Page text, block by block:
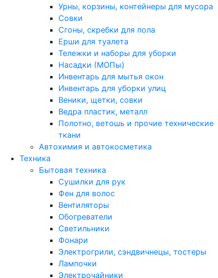
Урны, корзины, контейнеры для мусора
Совки
Сгоны, скребки для пола
Ерши для туалета
Тележки и наборы для уборки
Насадки (МОПы)
Инвентарь для мытья окон
Инвентарь для уборки улиц
Веники, щетки, совки
Ведра пластик, металл
Полотно, ветошь и прочие технические
ткани
Автохимия и автокосметика
Техника
Бытовая техника
Сушилки для рук
Фен для волос
Вентиляторы
Обогреватели
Светильники
Фонари
Электрогрили, сэндвичнецы, тостеры
Лампочки
Электрочайники